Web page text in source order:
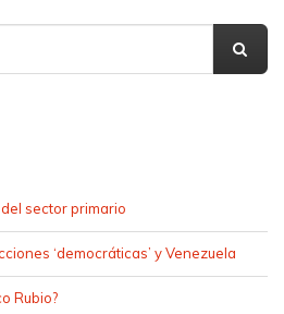
sector primario
‘democráticas’ y Venezuela
Rubio?